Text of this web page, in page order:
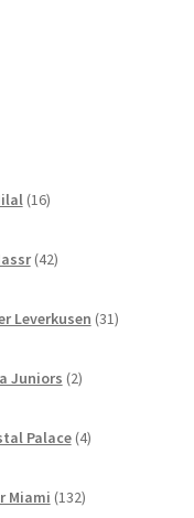
16izdelkov
42izdelkov
Leverkusen 31izdelkov
Juniors 2izdelka
Palace 4izdelki
Miami 132izdelkov